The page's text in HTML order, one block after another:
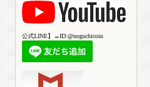
公式LINE】→ID:@noguchicoin